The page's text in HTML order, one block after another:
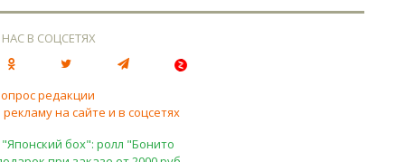
В СОЦСЕТЯХ
редакции
на сайте и в соцсетях
бох": ролл "Бонито